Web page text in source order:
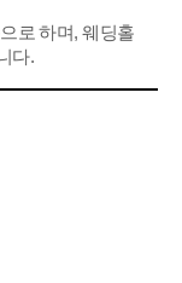
로 하며, 웨딩홀
다.